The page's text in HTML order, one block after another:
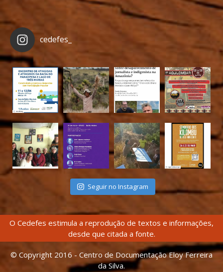
cedefes_
Seguir no Instagram
O Cedefes estimula a reprodução de textos e informações,
desde que citada a fonte.
© Copyright 2016 - Centro de Documentação Eloy Ferreira
da Silva.